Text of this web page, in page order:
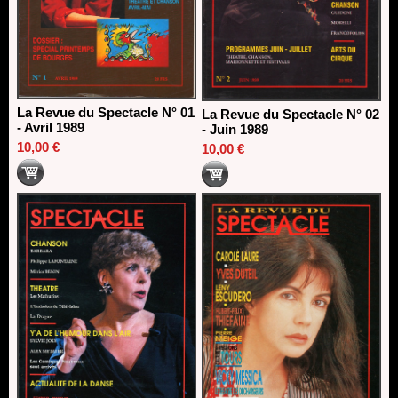
La Revue du Spectacle N° 01
- Avril 1989
10,00 €
La Revue du Spectacle N° 02
- Juin 1989
10,00 €